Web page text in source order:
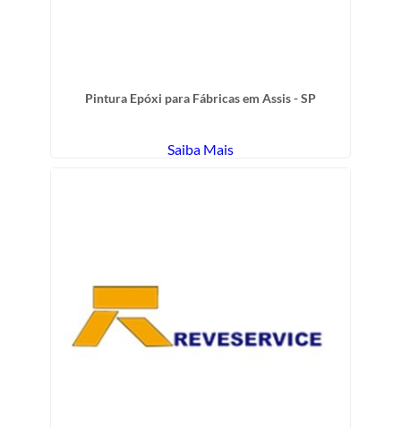
Pintura Epóxi para Fábricas em Assis - SP
Saiba Mais